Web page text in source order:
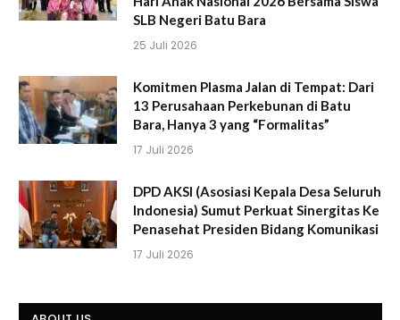
SLB Negeri Batu Bara
25 Juli 2026
Komitmen Plasma Jalan di Tempat: Dari
13 Perusahaan Perkebunan di Batu
Bara, Hanya 3 yang “Formalitas”
17 Juli 2026
DPD AKSI (Asosiasi Kepala Desa Seluruh
Indonesia) Sumut Perkuat Sinergitas Ke
Penasehat Presiden Bidang Komunikasi
17 Juli 2026